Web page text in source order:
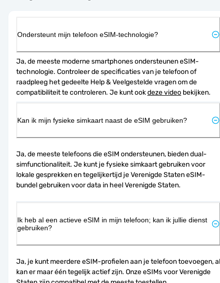
Ondersteunt mijn telefoon eSIM-technologie?
Ja, de meeste moderne smartphones ondersteunen eSIM-
technologie. Controleer de specificaties van je telefoon of
raadpleeg het gedeelte Help & Veelgestelde vragen om de
compatibiliteit te controleren. Je kunt ook deze video bekijken.
Kan ik mijn fysieke simkaart naast de eSIM gebruiken?
Ja, de meeste telefoons die eSIM ondersteunen, bieden dual-
simfunctionaliteit. Je kunt je fysieke simkaart gebruiken voor
lokale gesprekken en tegelijkertijd je Verenigde Staten eSIM-
bundel gebruiken voor data in heel Verenigde Staten.
Ik heb al een actieve eSIM in mijn telefoon; kan ik jullie dienst
gebruiken?
Ja, je kunt meerdere eSIM-profielen aan je telefoon toevoegen, al
kan er maar één tegelijk actief zijn. Onze eSIMs voor Verenigde